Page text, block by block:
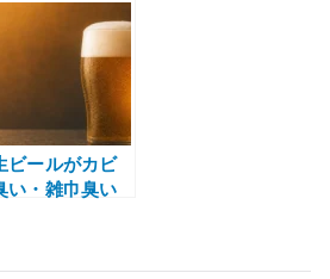
はシンプルでい
ビールがカビ
い・雑巾臭い
ラス管理の問